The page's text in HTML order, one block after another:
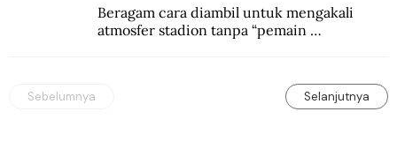
Beragam cara diambil untuk mengakali
atmosfer stadion tanpa “pemain
Sebelumnya Selanjutnya